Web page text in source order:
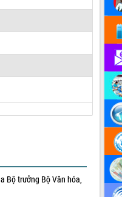
Bộ trưởng Bộ Văn hóa,